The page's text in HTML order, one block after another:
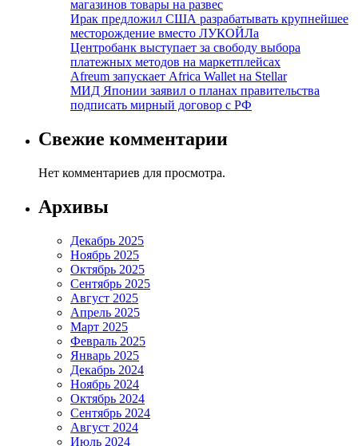
магазинов товары на развес
Ирак предложил США разрабатывать крупнейшее
месторождение вместо ЛУКОЙЛа
Центробанк выступает за свободу выбора
платежных методов на маркетплейсах
Afreum запускает Africa Wallet на Stellar
МИД Японии заявил о планах правительства
подписать мирный договор с РФ
Свежие комментарии
Нет комментариев для просмотра.
Архивы
Декабрь 2025
Ноябрь 2025
Октябрь 2025
Сентябрь 2025
Август 2025
Апрель 2025
Март 2025
Февраль 2025
Январь 2025
Декабрь 2024
Ноябрь 2024
Октябрь 2024
Сентябрь 2024
Август 2024
Июль 2024